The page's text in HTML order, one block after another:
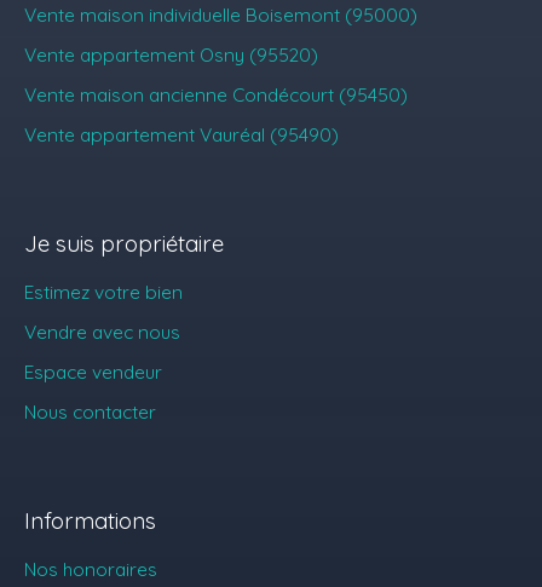
Vente maison individuelle Boisemont (95000)
Vente appartement Osny (95520)
Vente maison ancienne Condécourt (95450)
Vente appartement Vauréal (95490)
Je suis propriétaire
Estimez votre bien
Vendre avec nous
Espace vendeur
Nous contacter
Informations
Nos honoraires